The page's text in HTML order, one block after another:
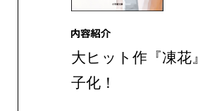
大ヒット作『凍
子化！